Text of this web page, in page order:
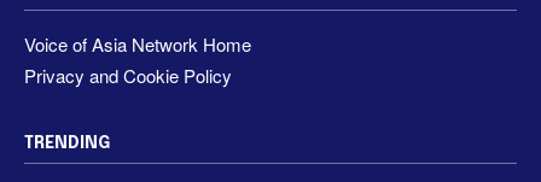
Voice of Asia Network Home
Privacy and Cookie Policy
TRENDING